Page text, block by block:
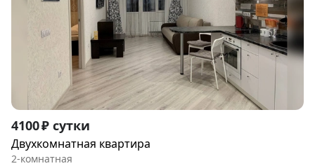
Item
1
of
4100 ₽ сутки
Двухкомнатная квартира
2-комнатная